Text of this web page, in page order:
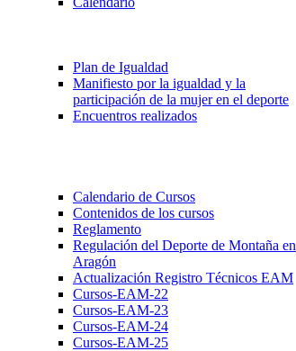
Plan de Igualdad
Manifiesto por la igualdad y la
participación de la mujer en el deporte
Encuentros realizados
Calendario de Cursos
Contenidos de los cursos
Reglamento
Regulación del Deporte de Montaña en
Aragón
Actualización Registro Técnicos EAM
Cursos-EAM-22
Cursos-EAM-23
Cursos-EAM-24
Cursos-EAM-25